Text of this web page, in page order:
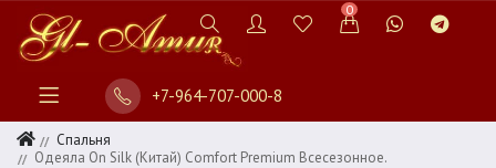
0
+7-964-707-000-8
Спальня
Одеяла On Silk (Китай) Comfort Premium Всесезонное.